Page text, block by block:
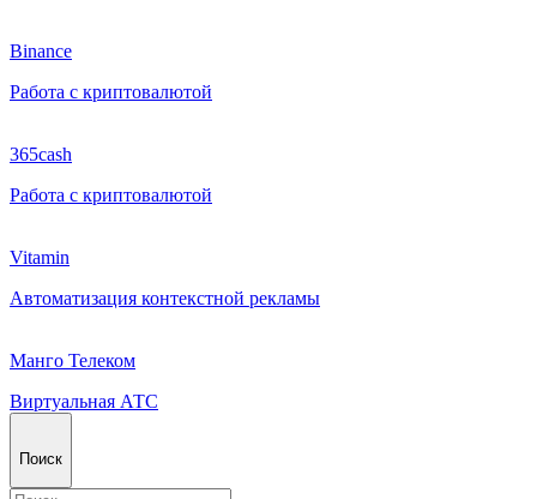
Binance
Работа с криптовалютой
365cash
Работа с криптовалютой
Vitamin
Автоматизация контекстной рекламы
Манго Телеком
Виртуальная АТС
Поиск